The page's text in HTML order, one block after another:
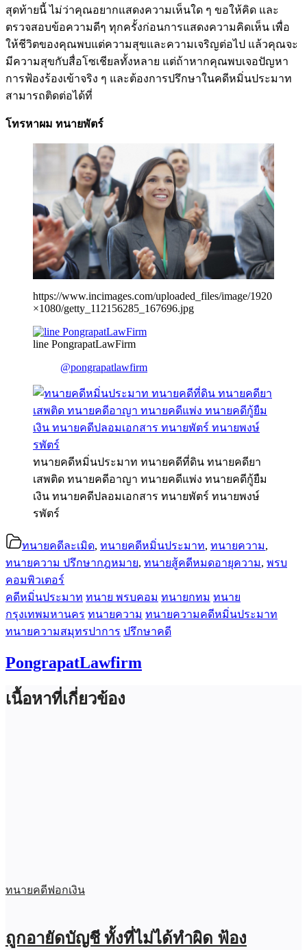
สุดท้ายนี้ ไม่ว่าคุณอยากแสดงความเห็นใด ๆ ขอให้คิด และ
ตรวจสอบข้อความดีๆ ทุกครั้งก่อนการแสดงความคิดเห็น เพื่อ
ให้ชีวิตของคุณพบแต่ความสุขและความเจริญต่อไป แล้วคุณจะ
มีความสุขกับสื่อโซเชียลทั้งหลาย แต่ถ้าหากคุณพบเจอปัญหา
การฟ้องร้องเข้าจริง ๆ และต้องการปรึกษาในคดีหมิ่นประมาท
สามารถติดต่อได้ที่
โทรหาผม ทนายพัตร์
https://www.incimages.com/uploaded_files/image/1920
×1080/getty_112156285_167696.jpg
line PongrapatLawFirm
@pongrapatlawfirm
ทนายคดีหมิ่นประมาท ทนายคดีที่ดิน ทนายคดียา
เสพติด ทนายคดีอาญา ทนายคดีแพ่ง ทนายคดีกู้ยืม
เงิน ทนายคดีปลอมเอกสาร ทนายพัตร์ ทนายพงษ์
รพัตร์
ทนายคดีละเมิด, ทนายคดีหมิ่นประมาท, ทนายความ,
ทนายความ ปรึกษากฎหมาย, ทนายสู้คดีหมดอายุความ, พรบ
คอมพิวเตอร์
คดีหมิ่นประมาท ทนาย พรบคอม ทนายกทม ทนาย
กรุงเทพมหานคร ทนายความ ทนายความคดีหมิ่นประมาท
ทนายความสมุทรปาการ ปรึกษาคดี
PongrapatLawfirm
เนื้อหาที่เกี่ยวข้อง
ทนายคดีฟอกเงิน
ถูกอายัดบัญชี ทั้งที่ไม่ได้ทำผิด ฟ้อง